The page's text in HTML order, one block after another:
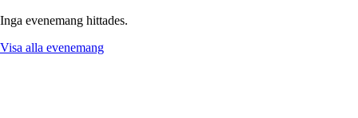
Inga evenemang hittades.
Visa alla evenemang